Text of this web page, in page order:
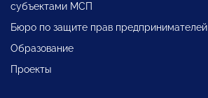
субъектами МСП
Бюро по защите прав предпринимателей
Образование
Проекты